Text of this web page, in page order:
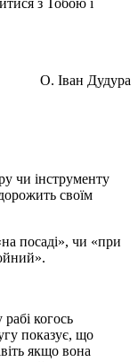
з Тобою і
О. Іван Дудура
чи інструменту
своїм
посаді», чи «при
когось
показує, що
якщо вона